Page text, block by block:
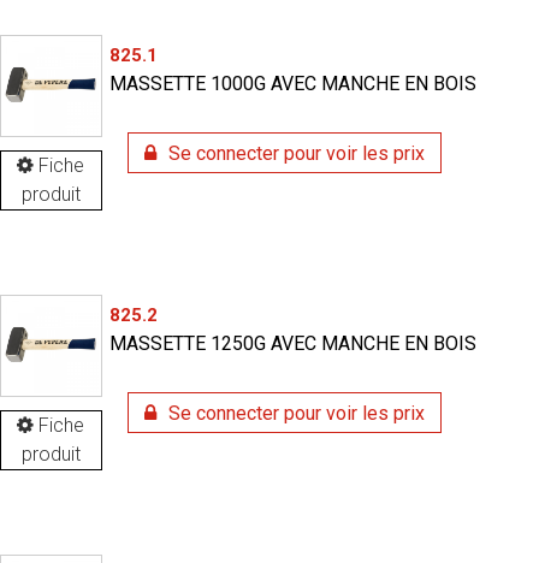
Fiche
produit
825.1
MASSETTE 1000G AVEC MANCHE EN BOIS
Se connecter pour voir les prix
Fiche
produit
825.2
MASSETTE 1250G AVEC MANCHE EN BOIS
Se connecter pour voir les prix